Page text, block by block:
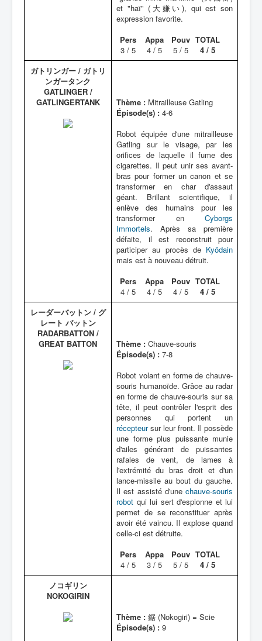
et "haï" (大嫌い), qui est son
expression favorite.
Pers
3 / 5
Appa
4 / 5
Pouv
5 / 5
TOTAL
4 / 5
ガトリンガー / ガトリ
ンガータンク
GATLINGER /
GATLINGERTANK
Thème : Mitrailleuse Gatling
Épisode(s) : 4-6
Robot équipée d'une mitrailleuse
Gatling sur le visage, par les
orifices de laquelle il fume des
cigarettes. Il peut unir ses avant-
bras pour former un canon et se
transformer en char d'assaut
géant. Brillant scientifique, il
enlève des humains pour les
transformer en Cyborgs
Immortels. Après sa première
défaite, il est reconstruit pour
participer au procès de Kyôdain
mais est à nouveau détruit.
Pers
4 / 5
Appa
4 / 5
Pouv
4 / 5
TOTAL
4 / 5
レーダーバットン / グ
レート バットン
RADARBATTON /
GREAT BATTON
Thème : Chauve-souris
Épisode(s) : 7-8
Robot volant en forme de chauve-
souris humanoïde. Grâce au radar
en forme de chauve-souris sur sa
tête, il peut contrôler l'esprit des
personnes qui portent un
récepteursur leur front. Il possède
une forme plus puissante munie
d'ailes générant de puissantes
rafales de vent, de lames à
l'extrémité du bras droit et d'un
lance-missile au bout du gauche.
Il est assisté d'une chauve-souris
robot qui lui sert d'espionne et lui
permet de se reconstituer après
avoir été vaincu. Il explose quand
celle-ci est détruite.
Pers
4 / 5
Appa
3 / 5
Pouv
5 / 5
TOTAL
4 / 5
ノコギリン
NOKOGIRIN
Thème : 鋸 (Nokogiri) = Scie
Épisode(s) : 9